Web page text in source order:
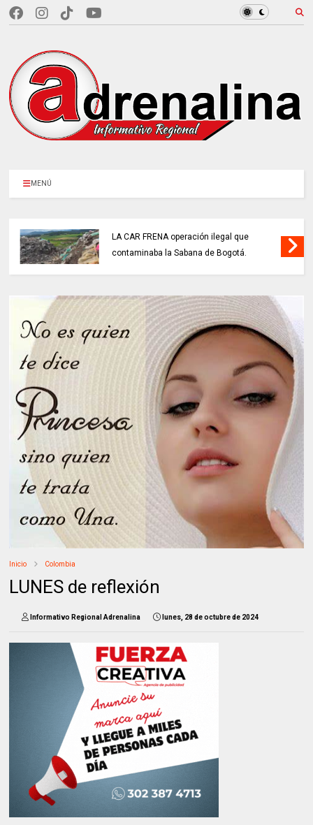
MENÚ
LA CAR FRENA operación ilegal que
contaminaba la Sabana de Bogotá.
Inicio Colombia
LUNES de reflexión
Informativo Regional Adrenalina lunes, 28 de octubre de 2024